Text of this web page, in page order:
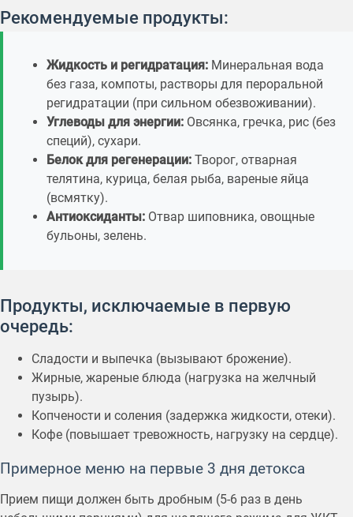
Рекомендуемые продукты:
Жидкость и регидратация: Минеральная вода
без газа, компоты, растворы для пероральной
регидратации (при сильном обезвоживании).
Углеводы для энергии: Овсянка, гречка, рис (без
специй), сухари.
Белок для регенерации: Творог, отварная
телятина, курица, белая рыба, вареные яйца
(всмятку).
Антиоксиданты: Отвар шиповника, овощные
бульоны, зелень.
Продукты, исключаемые в первую
очередь:
Сладости и выпечка (вызывают брожение).
Жирные, жареные блюда (нагрузка на желчный
пузырь).
Копчености и соления (задержка жидкости, отеки).
Кофе (повышает тревожность, нагрузку на сердце).
Примерное меню на первые 3 дня детокса
Прием пищи должен быть дробным (5-6 раз в день